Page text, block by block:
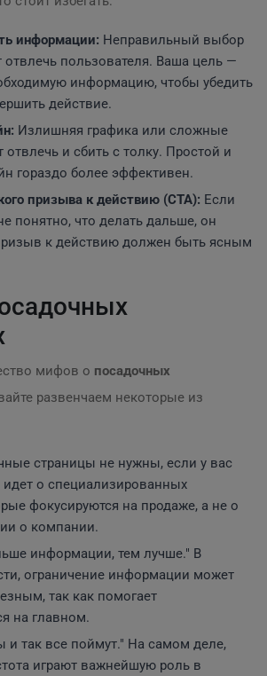
информации: Неправильный выбор
отвлечь пользователя. Ваша цель —
информацию, чтобы убедить
действие.
Излишняя графика или сложные
отвлечь и сбить с толку. Простой и
гораздо более эффективен.
призыва к действию (CTA): Если
понятно, что делать дальше, он
к действию должен быть ясным
мифов о посадочных
развенчаем некоторые из
страницы не нужны, если у вас
идет о специализированных
фокусируются на продаже, а не о
о компании.
информации, тем лучше." В
ограничение информации может
так как помогает
на главном.
и так все поймут." На самом деле,
играют важнейшую роль в